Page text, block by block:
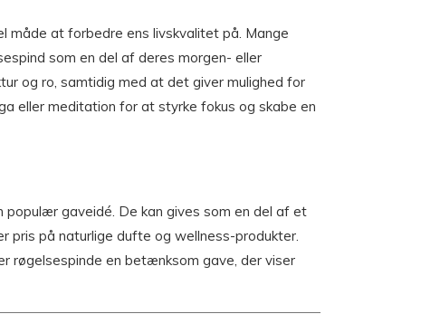
måde at forbedre ens livskvalitet på. Mange
som en del af deres morgen- eller
og ro, samtidig med at det giver mulighed for
eller meditation for at styrke fokus og skabe en
populær gaveidé. De kan gives som en del af et
på naturlige dufte og wellness-produkter.
røgelsespinde en betænksom gave, der viser